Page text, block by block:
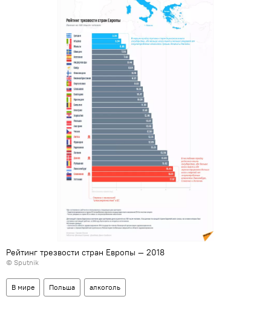
Рейтинг трезвости стран Европы — 2018
© Sputnik
В мире Польша алкоголь